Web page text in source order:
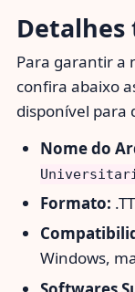
Para garantir a
confira abaixo
disponível para
Nome do
Formato:
Windows,